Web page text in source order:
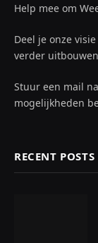
Help mee om
Deel je onze
verder
Stuur een mail
mogelijkheden
RECENT POSTS